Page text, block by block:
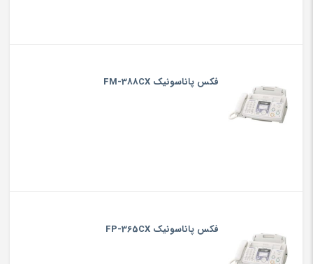
فکس پاناسونیک FM-388CX
فکس پاناسونیک FP-365CX